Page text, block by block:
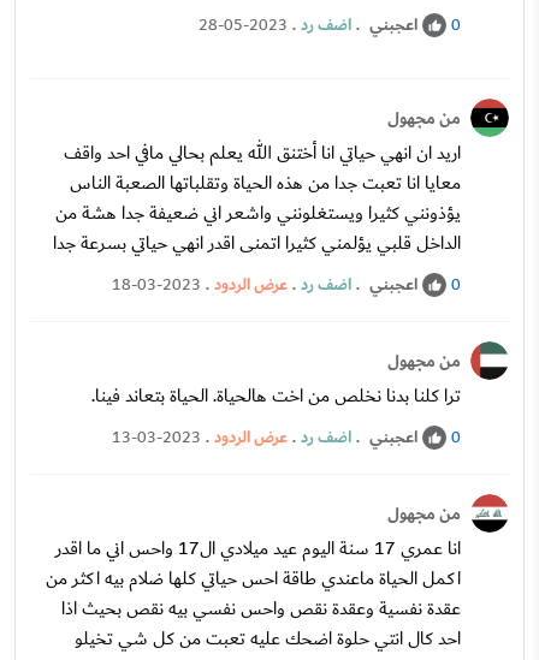
0 اعجبني .اضف رد.
28-05-2023
من مجهول
اريد ان انهي حياتي انا أختنق الله يعلم بحالي مافي احد واقف
معايا انا تعبت جدا من هذه الحياة وتقلباتها الصعبة الناس
يؤذونني كثيرا ويستغلونني واشعر اني ضعيفة جدا هشة من
الداخل قلبي يؤلمني كثيرا اتمنى اقدر انهي حياتي بسرعة جدا
0 اعجبني .اضف رد.عرض الردود.
18-03-2023
من مجهول
ترا كلنا بدنا نخلص من اخت هالحياة. الحياة بتعاند فينا.
0 اعجبني .اضف رد.عرض الردود.
13-03-2023
من مجهول
انا عمري 17 سنة اليوم عيد ميلادي ال17 واحس اني ما اقدر
اكمل الحياة ماعندي طاقة احس حياتي كلها ضلام بيه اكثر من
عقدة نفسية وعقدة نقص واحس نفسي بيه نقص بحيث اذا
احد كال انتي حلوة اضحك عليه تعبت من كل شي تخيلو